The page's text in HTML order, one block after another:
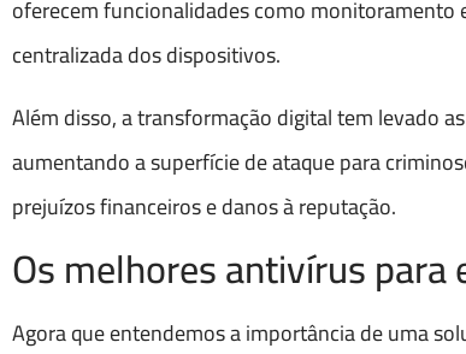
oferecem funcionalidades como monitoramento
centralizada dos dispositivos.
Além disso, a transformação digital tem levado
aumentando a superfície de ataque para
prejuízos financeiros e danos à reputação.
Os melhores antivírus para
Agora que entendemos a importância de uma